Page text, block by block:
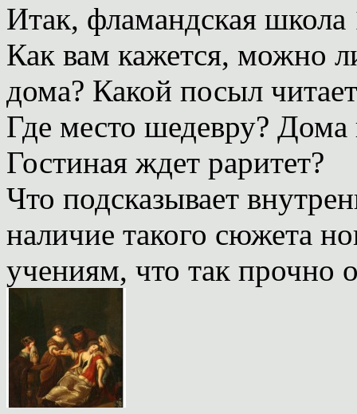
Итак, фламандская
Как вам кажется, можно
дома? Какой посыл
Где место шедевру? Дома
Гостиная ждет раритет?
Что подсказывает
наличие такого сюжета
учениям, что так прочно